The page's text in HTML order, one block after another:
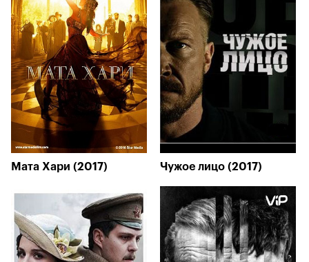
Мата Хари (2017) Чужое лицо (2017)